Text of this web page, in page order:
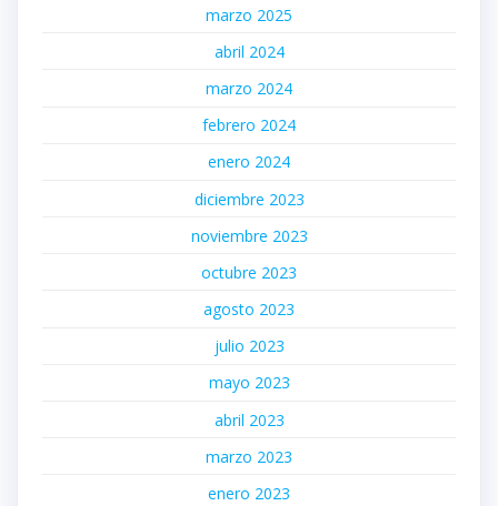
marzo 2025
abril 2024
marzo 2024
febrero 2024
enero 2024
diciembre 2023
noviembre 2023
octubre 2023
agosto 2023
julio 2023
mayo 2023
abril 2023
marzo 2023
enero 2023